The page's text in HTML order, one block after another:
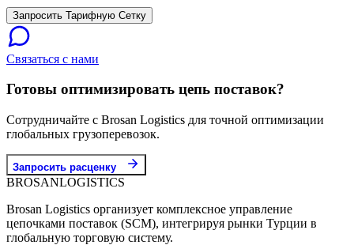
Запросить Тарифную Сетку
Связаться с нами
Готовы оптимизировать цепь поставок?
Сотрудничайте с Brosan Logistics для точной оптимизации
глобальных грузоперевозок.
Запросить расценку
BROSANLOGISTICS
Brosan Logistics организует комплексное управление
цепочками поставок (SCM), интегрируя рынки Турции в
глобальную торговую систему.